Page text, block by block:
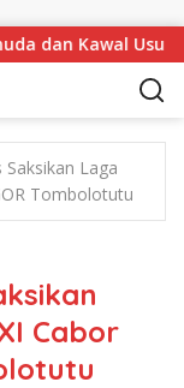
Kawal Usulan
Laga
Tombolotutu
Cabor